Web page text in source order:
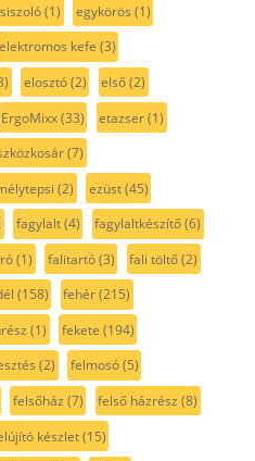
(1) egykörös (1)
elektromos kefe (3)
elosztó(2) első(2)
ErgoMixx(33) etazser(1)
(7)
(2) ezüst(45)
fagylalt(4) fagylaltkészítő(6)
(1) falitartó(3) fali töltő(2)
(158) fehér(215)
(1) fekete (194)
(2) felmosó(5)
felsőház (7) felső házrész (8)
készlet(15)